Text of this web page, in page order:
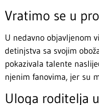
Vratimo se u
U nedavno objavljenom
detinjstva sa svojim
pokazivala talente
njenim fanovima, jer su
Uloga roditelja